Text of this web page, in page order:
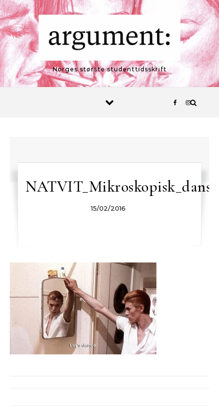
Skip to content
Norges største studenttidsskrift
NATVIT_Mikroskopisk_dans2
15/02/2016